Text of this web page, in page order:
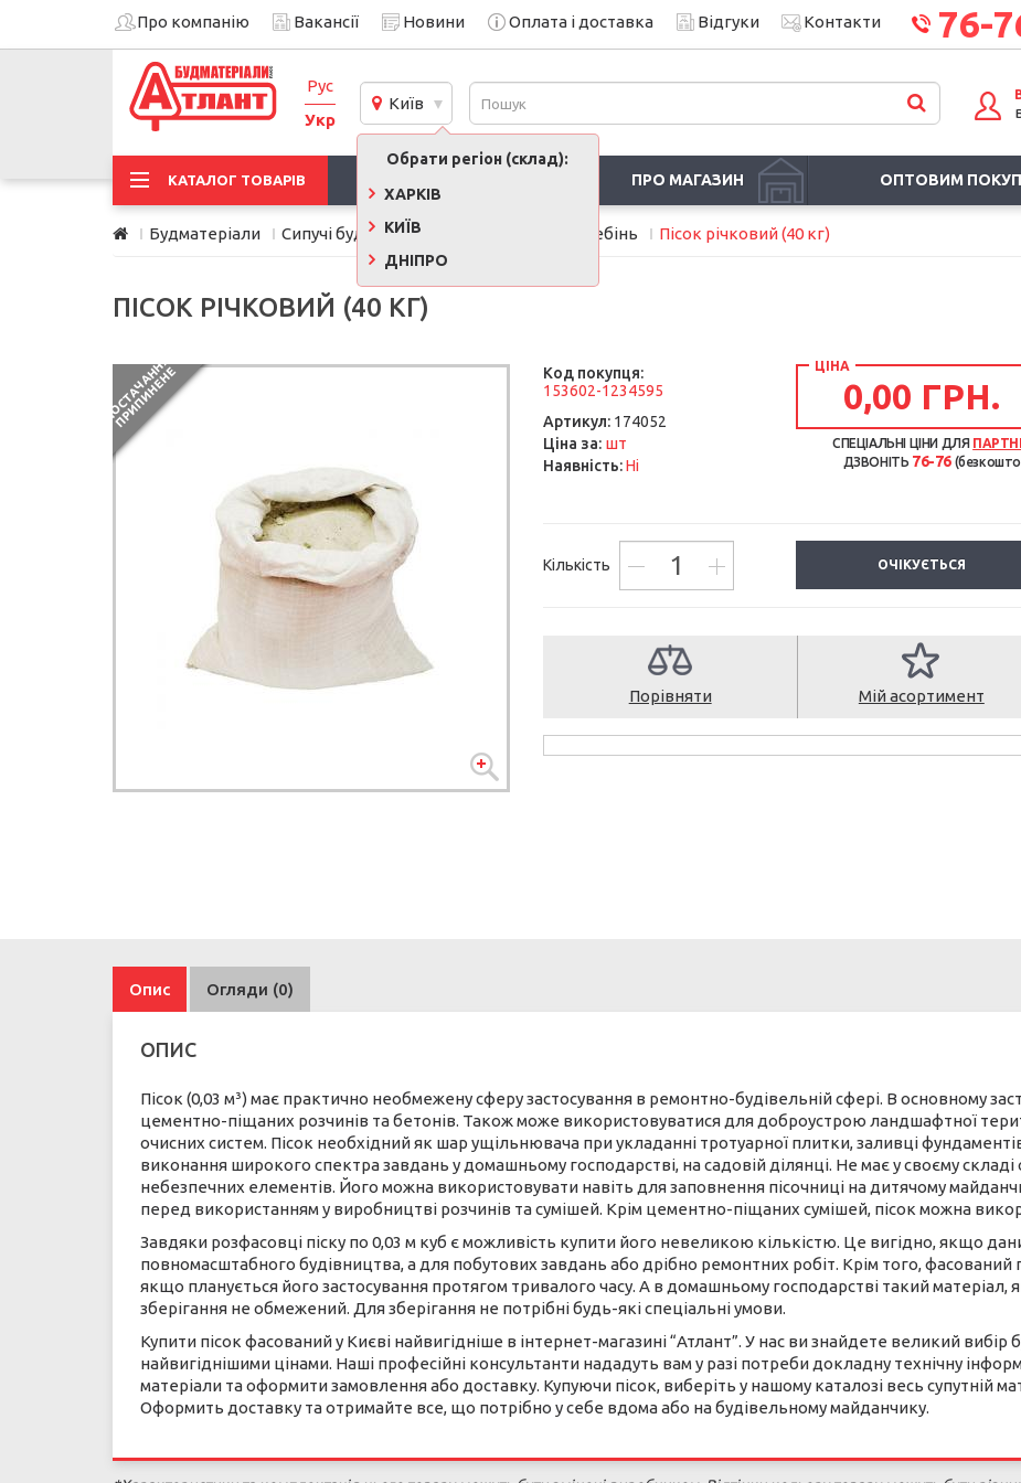
Про компанію Вакансії Новини Оплата і доставка Відгуки Контакти 76-
Рус
Укр
Київ
Обрати регіон (склад):
ХАРКІВ
КИЇВ
ДНІПРО
КАТАЛОГ ТОВАРІВ ПРО МАГАЗИН ОПТОВИМ
Будматеріали Сипучі будівельні матеріали Пісок, щебінь Пісок річковий (40 кг)
ПІСОК РІЧКОВИЙ (40 КГ)
П
О
С
Т
А
Ч
А
Н
Н
Я
П
Р
И
П
И
Н
Е
Н
Е
Код покупця:
153602-1234595
Артикул: 174052
Ціна за: шт
Наявність:Ні
ЦІНА
0,00 ГРН.
СПЕЦІАЛЬНІ ЦІНИ ДЛЯ
ДЗВОНІТЬ 76-76
Кількість ОЧІКУЄТЬСЯ
Порівняти Мій асортимент
Опис Огляди (0)
ОПИС
Пісок (0,03 м³) має практично необмежену сферу застосування в ремонтно-будівельній сфері. В основному
цементно-піщаних розчинів та бетонів. Також може використовуватися для доброустрою ландшафтної
очисних систем. Пісок необхідний як шар ущільнювача при укладанні тротуарної плитки, заливці
виконання широкого спектра завдань у домашньому господарстві, на садовій ділянці. Не має у своєму складі
небезпечних елементів. Його можна використовувати навіть для заповнення пісочниці на дитячому
перед використанням у виробництві розчинів та сумішей. Крім цементно-піщаних сумішей, пісок можна
Завдяки розфасовці піску по 0,03 м куб є можливість купити його невеликою кількістю. Це вигідно, якщо
повномасштабного будівництва, а для побутових завдань або дрібно ремонтних робіт. Крім того, фасований
якщо планується його застосування протягом тривалого часу. А в домашньому господарстві такий матеріал,
зберігання не обмежений. Для зберігання не потрібні будь-які спеціальні умови.
Купити пісок фасований у Києві найвигідніше в інтернет-магазині “Атлант”. У нас ви знайдете великий вибір
найвигіднішими цінами. Наші професійні консультанти нададуть вам у разі потреби докладну технічну
матеріали та оформити замовлення або доставку. Купуючи пісок, виберіть у нашому каталозі весь супутній
Оформить доставку та отримайте все, що потрібно у себе вдома або на будівельному майданчику.